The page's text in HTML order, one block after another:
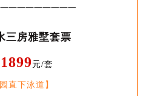
三房雅墅套票
1899元/套
直下泳道】